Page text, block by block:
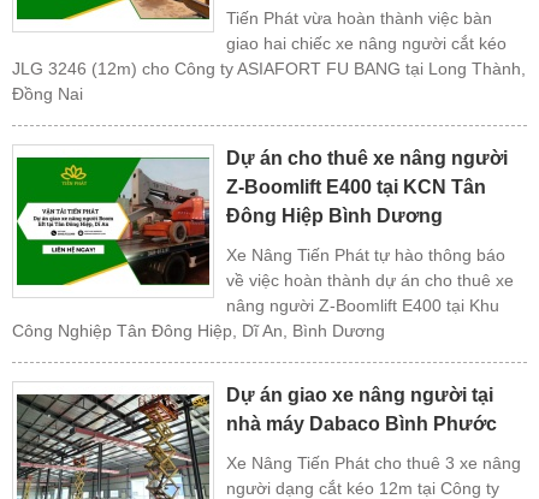
Tiến Phát vừa hoàn thành việc bàn
giao hai chiếc xe nâng người cắt kéo
JLG 3246 (12m) cho Công ty ASIAFORT FU BANG tại Long Thành,
Đồng Nai
Dự án cho thuê xe nâng người
Z-Boomlift E400 tại KCN Tân
Đông Hiệp Bình Dương
Xe Nâng Tiến Phát tự hào thông báo
về việc hoàn thành dự án cho thuê xe
nâng người Z-Boomlift E400 tại Khu
Công Nghiệp Tân Đông Hiệp, Dĩ An, Bình Dương
Dự án giao xe nâng người tại
nhà máy Dabaco Bình Phước
Xe Nâng Tiến Phát cho thuê 3 xe nâng
người dạng cắt kéo 12m tại Công ty